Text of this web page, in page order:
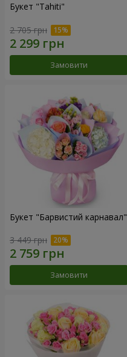
Букет "Tahiti"
2 705 грн
Замовити
Букет "Барвистий карнавал"
3 449 грн
Замовити